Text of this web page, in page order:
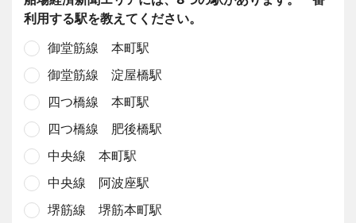
利用する駅を教えてください。
御堂筋線 本町駅
御堂筋線 淀屋橋駅
四つ橋線 本町駅
四つ橋線 肥後橋駅
中央線 本町駅
中央線 阿波座駅
堺筋線 堺筋本町駅